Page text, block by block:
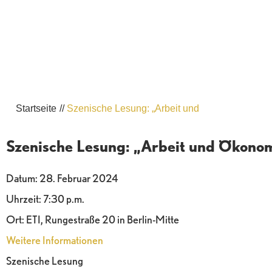
Startseite // Szenische Lesung: „Arbeit und
Szenische Lesung: „Arbeit und
Datum:28. Februar 2024
Uhrzeit: 7:30 p.m.
Ort: ETI, Rungestraße 20 in Berlin-Mitte
Weitere Informationen
Szenische Lesung